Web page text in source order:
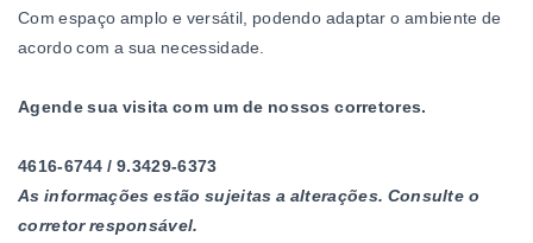
Com espaço amplo e versátil, podendo adaptar o ambiente de
acordo com a sua necessidade.
Agende sua visita com um de nossos corretores.
4616-6744 / 9.3429-6373
As informações estão sujeitas a alterações. Consulte o
corretor responsável.